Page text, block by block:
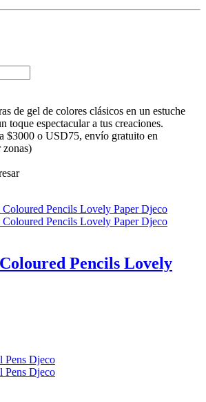
de gel de colores clásicos en un estuche
toque espectacular a tus creaciones.
$3000 o USD75, envío gratuito en
zonas)
Pencils Lovely